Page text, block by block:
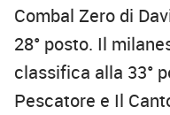
Combal Zero di
28° posto. Il
classifica alla 33°
Pescatore e Il